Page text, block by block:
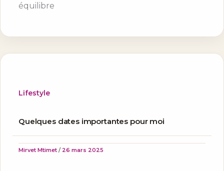
équilibre
Lifestyle
Quelques dates importantes pour moi
Mirvet Mtimet / 26 mars 2025